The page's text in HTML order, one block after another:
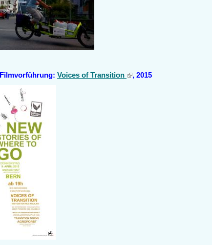
Voices of Transition (link
, 2015